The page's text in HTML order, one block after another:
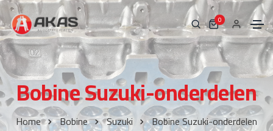
0
Bobine Suzuki-onderdelen
Home Bobine Suzuki Bobine Suzuki-onderdelen